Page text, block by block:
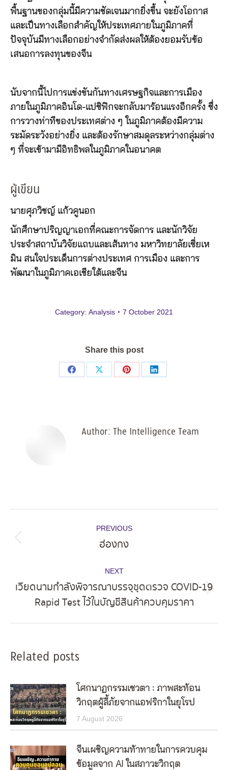
พื้นฐานของกลุ่มนี้มีความชัดเจนมากยิ่งขึ้น จะยังโอกาส
และเป็นทางเลือกสำคัญให้ประเทศภายในภูมิภาคที่
ปัจจุบันมีทางเลือกอย่างจำกัดส่งผลให้ต้องยอมรับข้อ
เสนอการลงทุนของจีน
นับจากนี้ไปการแข่งขันกันทางเศรษฐกิจและการเมือง
ภายในภูมิภาคอินโด-แปซิฟิกจะกลับมาร้อนแรงอีกครั้ง ซึ่ง
การวางท่าทีของประเทศต่าง ๆ ในภูมิภาคต้องมีความ
ระมัดระวังอย่างยิ่ง และต้องรักษาสมดุลระหว่างกลุ่มต่าง
ๆ ที่จะเข้ามามีอิทธิพลในภูมิภาคในอนาคต
ผู้เขียน
นายศุภวิชญ์ แก้วคูนอก
นักศึกษาปริญญาเอกที่คณะการจัดการ และนักวิจัย
ประจำสถาบันวิจัยแถบและเส้นทาง มหาวิทยาลัยเซี่ยเห
มิน สนใจประเด็นการต่างประเทศ การเมือง และการ
พัฒนาในภูมิภาคเอเชียใต้และจีน
Category: Analysis 7 October 2021
Share this post
Share
Share
Share
Share
Author: The Intelligence Team
navigation
PREVIOUS
Previous
ฮ่องกง
NEXT
Next
post:
เวียดนามกำลังพิจารณาบรรจุชุดตรวจ COVID-19
Rapid Test ไว้ในบัญชีสินค้าควบคุมราคา
Related posts
โศกนาฏกรรมเซวตา : ภาพสะท้อน
วิกฤตผู้ลี้ภัยจากแอฟริกาในยุโรป
7 August 2026
จีนเผชิญความท้าทายในการควบคุม
ข้อมูลจาก AI ในสภาวะวิกฤต